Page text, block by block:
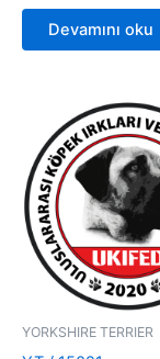
Devamını oku
YORKSHIRE TERRIER